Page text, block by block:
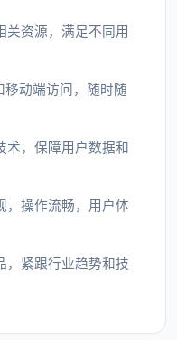
关资源，满足不同用
移动端访问，随时随
术，保障用户数据和
，操作流畅，用户体
，紧跟行业趋势和技